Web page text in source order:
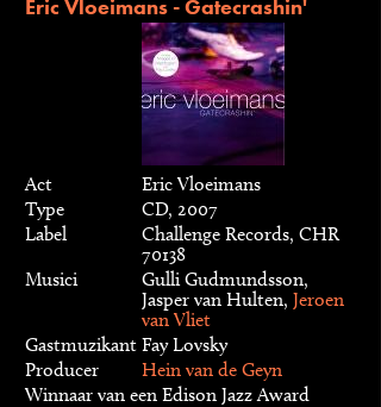
Eric Vloeimans - Gatecrashin'
Act
Eric Vloeimans
Type
CD, 2007
Label
Challenge Records, CHR
70138
Musici
Gulli Gudmundsson,
Jasper van Hulten, Jeroen
van Vliet
Gastmuzikant Fay Lovsky
Producer
Hein van de Geyn
Winnaar van een Edison Jazz Award